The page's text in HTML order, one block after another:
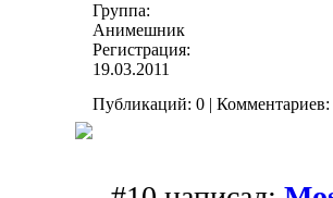
Группа:
Анимешник
Регистрация:
19.03.2011
Публикаций: 0 | Комментариев: